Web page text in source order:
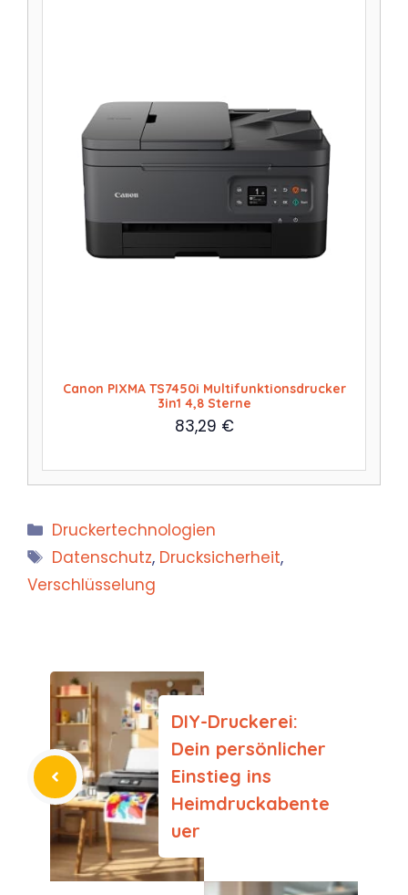
Canon PIXMA TS7450i Multifunktionsdrucker
3in1 4,8 Sterne
83,29 €
Kategorien
Druckertechnologien
Schlagwörter
Datenschutz, Drucksicherheit,
Verschlüsselung
DIY-Druckerei:
Dein persönlicher
Einstieg ins
Heimdruckabente
uer